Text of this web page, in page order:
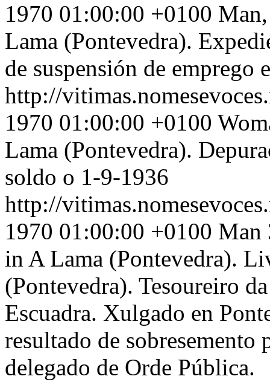
1970 01:00:00 +0100
Lama (Pontevedra).
de suspensión de emprego
http://
1970 01:00:00 +0100
Lama (Pontevedra).
soldo o 1-9-1936
http://
1970 01:00:00 +0100 Man
in A Lama (Pontevedra).
(Pontevedra). Tesoureiro
Escuadra. Xulgado en
resultado de
delegado de Orde Pública.